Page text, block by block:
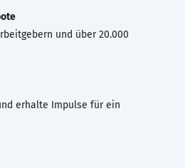
und über 20.000
erhalte Impulse für ein